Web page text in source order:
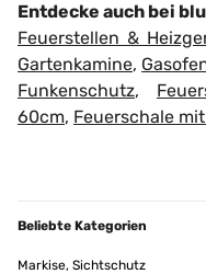
Entdecke auch bei
Feuerstellen &
Gartenkamine,
Funkenschutz,
60cm, Feuerschale
Beliebte Kategorien
Markise, Sichtschutz